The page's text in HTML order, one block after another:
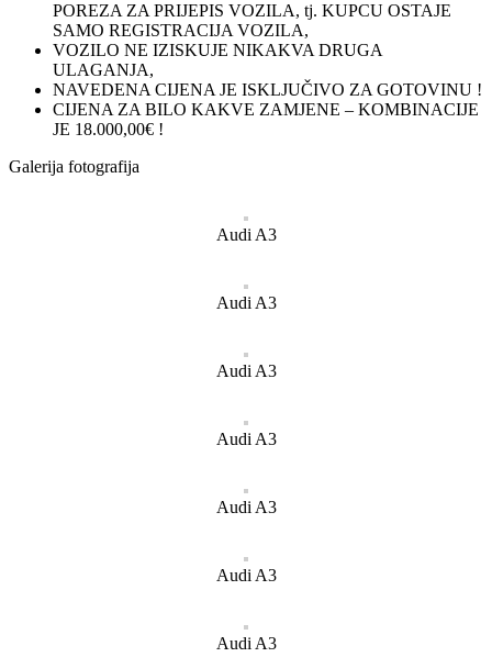
POREZA ZA PRIJEPIS VOZILA, tj. KUPCU OSTAJE
SAMO REGISTRACIJA VOZILA,
VOZILO NE IZISKUJE NIKAKVA DRUGA
ULAGANJA,
NAVEDENA CIJENA JE ISKLJUČIVO ZA GOTOVINU !
CIJENA ZA BILO KAKVE ZAMJENE – KOMBINACIJE
JE 18.000,00€ !
Galerija fotografija
Audi A3
Audi A3
Audi A3
Audi A3
Audi A3
Audi A3
Audi A3